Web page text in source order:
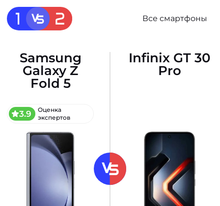
Все смартфоны
Samsung
Galaxy Z
Fold 5
3.9
Оценка
экспертов
Infinix GT 30
Pro